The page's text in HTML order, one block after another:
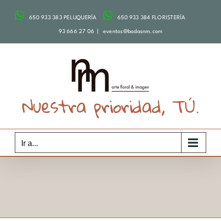
650 933 383 PELUQUERÍA 650 933 384 FLORISTERÍA
93 666 27 06 eventos@bodasnm.com
Nuestra prioridad, TÚ.
Ir a...